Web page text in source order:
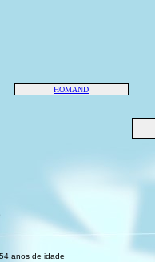
HOMAND
anos de idade